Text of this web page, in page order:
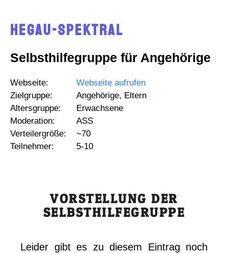
Hegau-Spektral
Selbsthilfegruppe für Angehörige
Webseite:
Webseite aufrufen
Zielgruppe:
Angehörige, Eltern
Altersgruppe:
Erwachsene
Moderation:
ASS
Verteilergröße:
~70
Teilnehmer:
5-10
VORSTELLUNG DER
SELBSTHILFEGRUPPE
Leider gibt es zu diesem Eintrag noch